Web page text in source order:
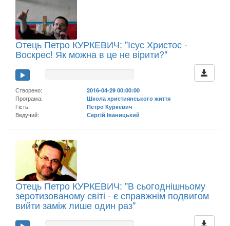
Отець Петро КУРКЕВИЧ: "Ісус Христос -
Воскрес! Як можна в це не вірити?"
Створено:
2016-04-29 00:00:00
Програма:
Школа християнського життя
Гість:
Петро Куркевич
Ведучий:
Сергій Іваницький
Отець Петро КУРКЕВИЧ: "В сьогоднішньому
зеротизованому світі - є справжнім подвигом
вийти заміж лише один раз"